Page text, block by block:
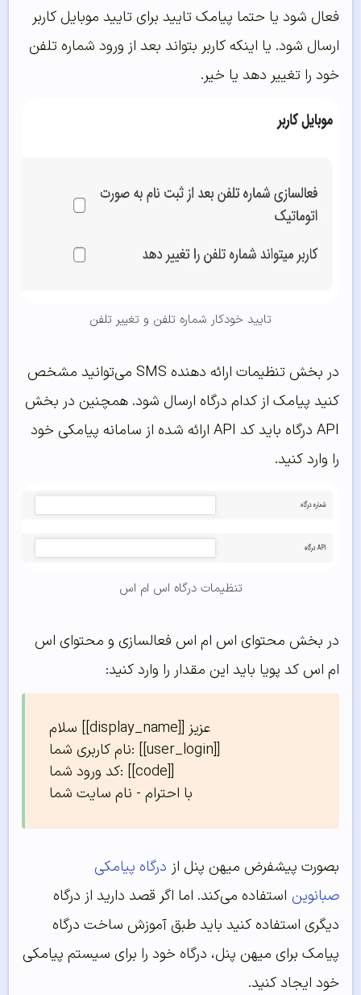
فعال شود یا حتما پیامک تایید برای تایید موبایل کاربر
ارسال شود. یا اینکه کاربر بتواند بعد از ورود شماره تلفن
خود را تغییر دهد یا خیر.
تایید خودکار شماره تلفن و تغییر تلفن
در بخش تنظیمات ارائه دهنده SMS می‌توانید مشخص
کنید پیامک از کدام درگاه ارسال شود. همچنین در بخش
API درگاه باید کد API ارائه شده از سامانه پیامکی خود
را وارد کنید.
تنظیمات درگاه اس ام اس
در بخش محتوای اس ام اس فعالسازی و محتوای اس
ام اس کد پویا باید این مقدار را وارد کنید:
سلام [[display_name]] عزیز
نام کاربری شما: [[user_login]]
کد ورود شما: [[code]]
با احترام - نام سایت شما
بصورت پیشفرض میهن پنل از درگاه پیامکی
صبانوین استفاده می‌کند. اما اگر قصد دارید از درگاه
دیگری استفاده کنید باید طبق آموزش ساخت درگاه
پیامک برای میهن پنل، درگاه خود را برای سیستم پیامکی
خود ایجاد کنید.